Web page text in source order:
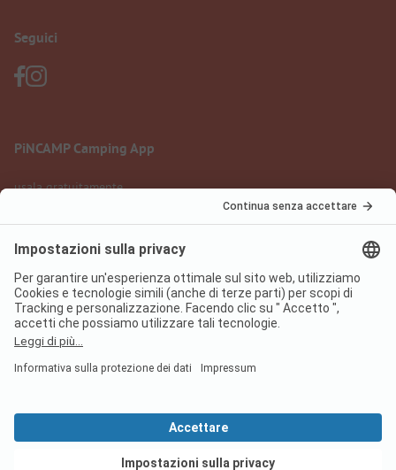
Seguici
PiNCAMP Camping App
usala gratuitamente
Informazione legale
Protezione dati
Condizioni d'uso
Regolamento sui servizi digitali